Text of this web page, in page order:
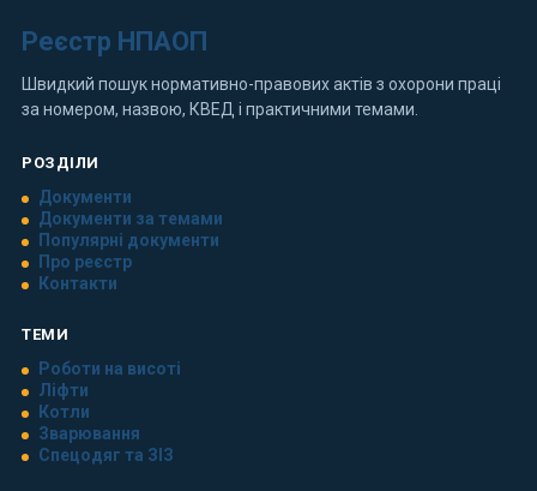
Реєстр НПАОП
Швидкий пошук нормативно-правових актів з охорони праці
за номером, назвою, КВЕД і практичними темами.
РОЗДІЛИ
Документи
Документи за темами
Популярні документи
Про реєстр
Контакти
ТЕМИ
Роботи на висоті
Ліфти
Котли
Зварювання
Спецодяг та ЗІЗ